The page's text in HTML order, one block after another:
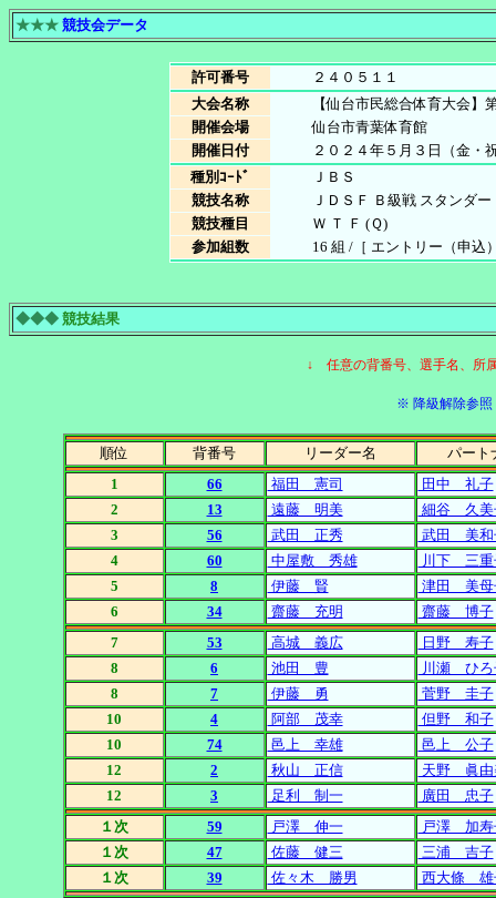
★★★ 競技会データ
許可番号
２４０５１１
大会名称
【仙台市民総合体育大会
開催会場
仙台市青葉体育館
開催日付
２０２４年５月３日（金・
種別ｺｰﾄﾞ
ＪＢＳ
競技名称
ＪＤＳＦ Ｂ級戦 スタンダー
競技種目
Ｗ Ｔ Ｆ (Ｑ)
参加組数
16 組 /［ エントリー（申
◆◆◆ 競技結果
↓ 任意の背番号、選手名、所
※ 降級解除参照
順位 背番号 リーダー名
パート
1
66 福田 憲司
田中 礼子
2
13 遠藤 明美
細谷 久美
3
56 武田 正秀
武田 美和
4
60 中屋敷 秀雄
川下 三重
5
8 伊藤 賢
津田 美母
6
34 齋藤 充明
齋藤 博子
7
53 高城 義広
日野 寿子
8
6 池田 豊
川瀬 ひろ
8
7 伊藤 勇
菅野 圭子
10
4 阿部 茂幸
但野 和子
10
74 邑上 幸雄
邑上 公子
12
2 秋山 正信
天野 眞由
12
3 足利 制一
廣田 忠子
１次
59 戸澤 伸一
戸澤 加寿
１次
47 佐藤 健三
三浦 吉子
１次
39 佐々木 勝男 西大條 雄